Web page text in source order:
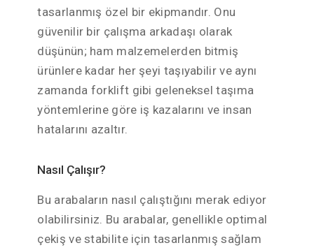
tasarlanmış özel bir ekipmandır. Onu
güvenilir bir çalışma arkadaşı olarak
düşünün; ham malzemelerden bitmiş
ürünlere kadar her şeyi taşıyabilir ve aynı
zamanda forklift gibi geleneksel taşıma
yöntemlerine göre iş kazalarını ve insan
hatalarını azaltır.
Nasıl Çalışır?
Bu arabaların nasıl çalıştığını merak ediyor
olabilirsiniz. Bu arabalar, genellikle optimal
çekiş ve stabilite için tasarlanmış sağlam